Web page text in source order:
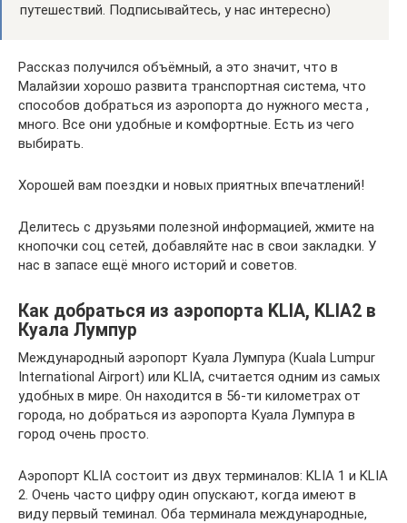
путешествий. Подписывайтесь, у нас интересно)
Рассказ получился объёмный, а это значит, что в
Малайзии хорошо развита транспортная система, что
способов добраться из аэропорта до нужного места ,
много. Все они удобные и комфортные. Есть из чего
выбирать.
Хорошей вам поездки и новых приятных впечатлений!
Делитесь с друзьями полезной информацией, жмите на
кнопочки соц сетей, добавляйте нас в свои закладки. У
нас в запасе ещё много историй и советов.
Как добраться из аэропорта KLIA, KLIA2 в
Куала Лумпур
Международный аэропорт Куала Лумпура (Kuala Lumpur
International Airport) или KLIA, считается одним из самых
удобных в мире. Он находится в 56-ти километрах от
города, но добраться из аэропорта Куала Лумпура в
город очень просто.
Аэропорт KLIA состоит из двух терминалов: KLIA 1 и KLIA
2. Очень часто цифру один опускают, когда имеют в
виду первый теминал. Оба терминала международные,